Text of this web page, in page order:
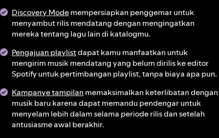
Discovery Modemempersiapkan penggemar untuk
menyambut rilis mendatang dengan mengingatkan
mereka tentang lagu lain di katalogmu.
Pengajuan playlistdapat kamu manfaatkan untuk
mengirim musik mendatang yang belum dirilis ke editor
Spotify untuk pertimbangan playlist, tanpa biaya apa pun.
Kampanye tampilan memaksimalkan keterlibatan dengan
musik baru karena dapat memandu pendengar untuk
menyelam lebih dalam selama periode rilis dan setelah
antusiasme awal berakhir.